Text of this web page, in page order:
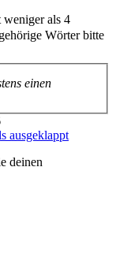
weniger als 4
Wörter bitte
einen
ausgeklappt
deinen